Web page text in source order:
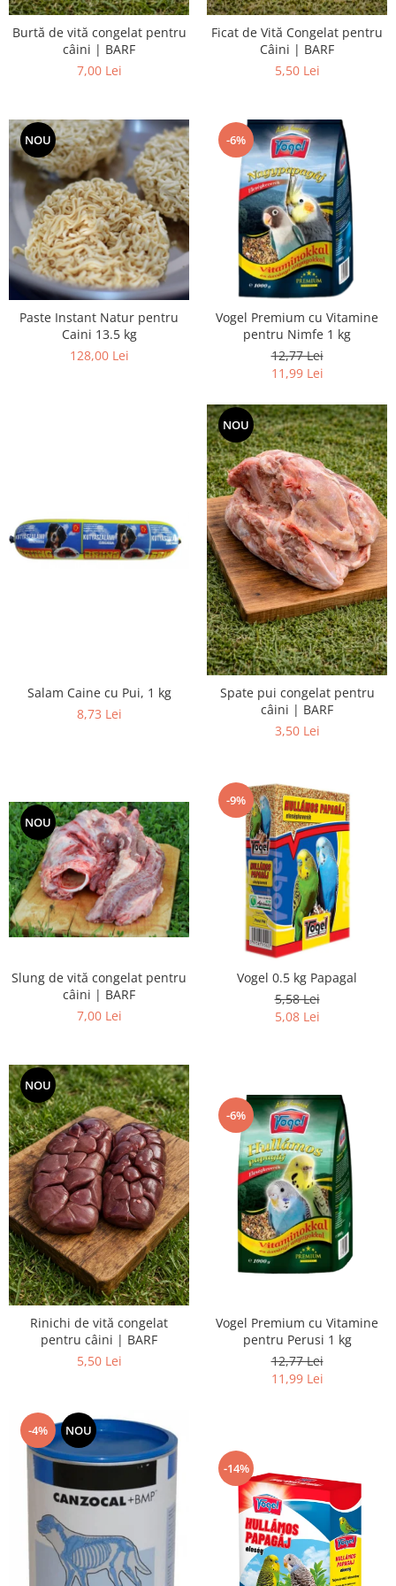
Burtă de vită congelat pentru
câini | BARF
7,00 Lei
Ficat de Vită Congelat pentru
Câini | BARF
5,50 Lei
NOU
Paste Instant Natur pentru
Caini 13.5 kg
128,00 Lei
-6%
Vogel Premium cu Vitamine
pentru Nimfe 1 kg
12,77 Lei
11,99 Lei
Salam Caine cu Pui, 1 kg
8,73 Lei
NOU
Spate pui congelat pentru
câini | BARF
3,50 Lei
NOU
Slung de vită congelat pentru
câini | BARF
7,00 Lei
-9%
Vogel 0.5 kg Papagal
5,58 Lei
5,08 Lei
NOU
Rinichi de vită congelat
pentru câini | BARF
5,50 Lei
-6%
Vogel Premium cu Vitamine
pentru Perusi 1 kg
12,77 Lei
11,99 Lei
-4% NOU
-14%